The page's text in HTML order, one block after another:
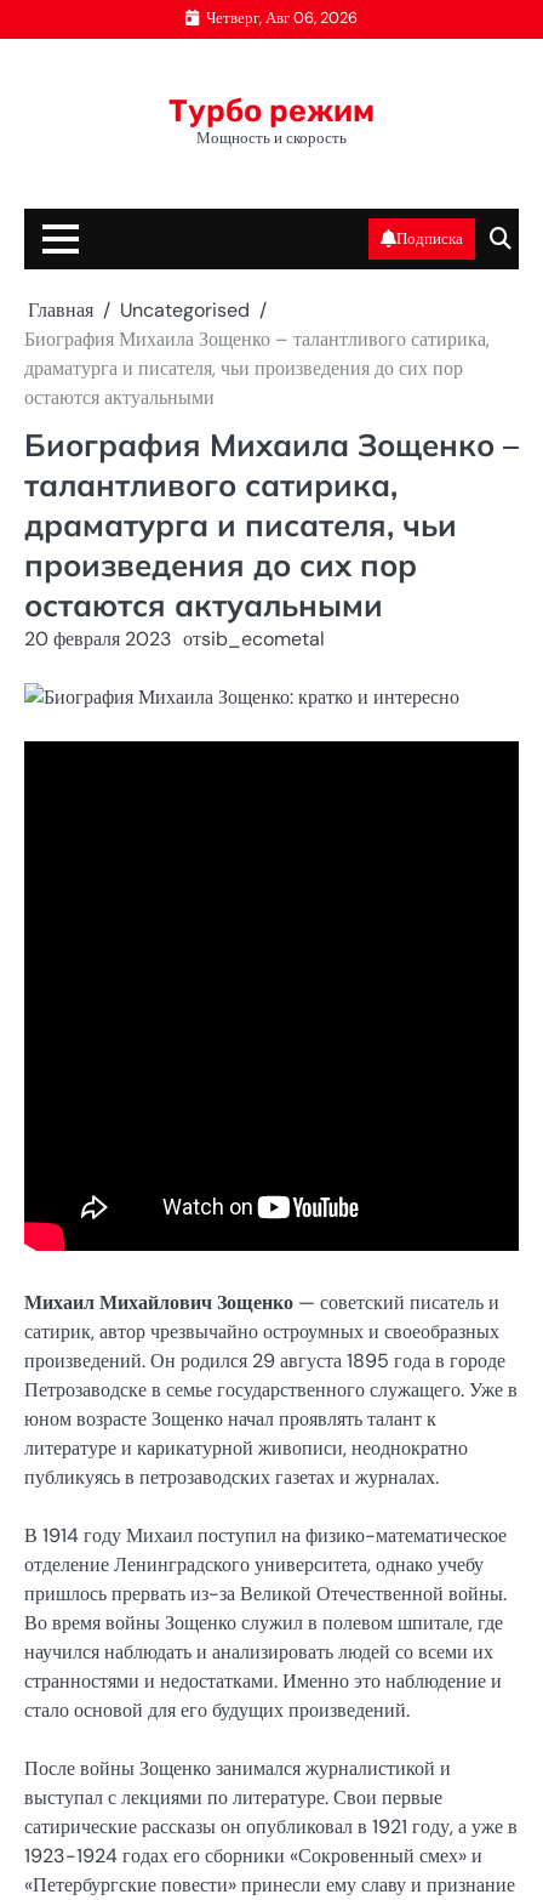
к
Четверг, Авг 06, 2026
Турбо режим
Мощность и скорость
Подписка
Главная
Uncategorised
Биография Михаила Зощенко – талантливого сатирика,
драматурга и писателя, чьи произведения до сих пор
остаются актуальными
Биография Михаила Зощенко –
талантливого сатирика,
драматурга и писателя, чьи
произведения до сих пор
остаются актуальными
20 февраля 2023 отsib_ecometal
Михаил Михайлович Зощенко — советский писатель и
сатирик, автор чрезвычайно остроумных и своеобразных
произведений. Он родился 29 августа 1895 года в городе
Петрозаводске в семье государственного служащего. Уже в
юном возрасте Зощенко начал проявлять талант к
литературе и карикатурной живописи, неоднократно
публикуясь в петрозаводских газетах и журналах.
В 1914 году Михаил поступил на физико-математическое
отделение Ленинградского университета, однако учебу
пришлось прервать из-за Великой Отечественной войны.
Во время войны Зощенко служил в полевом шпитале, где
научился наблюдать и анализировать людей со всеми их
странностями и недостатками. Именно это наблюдение и
стало основой для его будущих произведений.
После войны Зощенко занимался журналистикой и
выступал с лекциями по литературе. Свои первые
сатирические рассказы он опубликовал в 1921 году, а уже в
1923-1924 годах его сборники «Сокровенный смех» и
«Петербургские повести» принесли ему славу и признание